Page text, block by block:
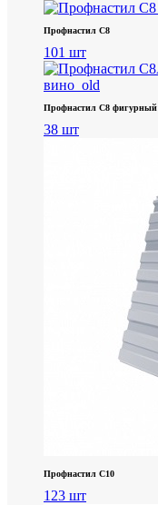
Профнастил С8
101 шт
Профнастил С8 фигурный
38 шт
Профнастил С10
123 шт